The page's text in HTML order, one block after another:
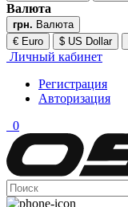
Валюта
грн. Валюта
€ Euro
$ US Dollar
Личный кабинет
Регистрация
Авторизация
0